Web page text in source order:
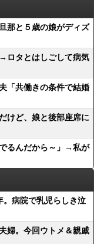
那と５歳の娘がディズ
ロタとはしごして病気
「共働きの条件で結婚
けど、娘と後部座席に
るんだから～」→私が
。病院で乳児らしき泣
婦。今回ウトメ＆親戚